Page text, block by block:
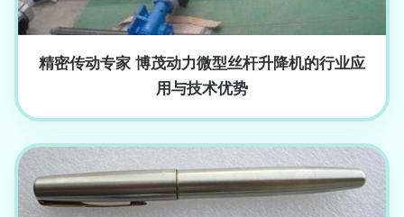
精密传动专家 博茂动力微型丝杆升降机的行业应
用与技术优势